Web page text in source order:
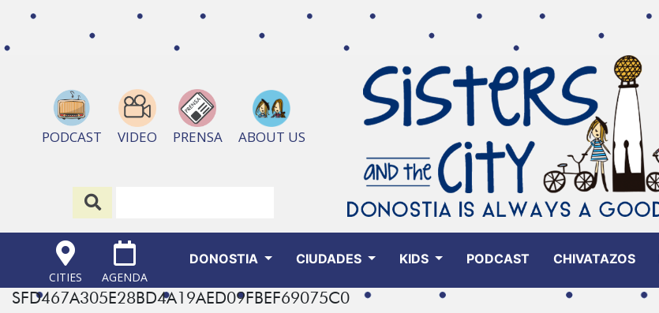
PODCAST VIDEO PRENSA ABOUT US
CITIES AGENDA
DONOSTIA CIUDADES KIDS PODCAST CHIVATAZOS
SFD467A305E28BD4A19AED09FBEF69075C0